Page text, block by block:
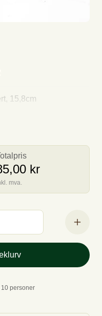
15,8cm
kr
mva.
personer